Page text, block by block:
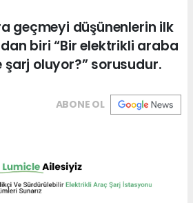
geçmeyi düşünenlerin ilk
biri “Bir elektrikli araba
oluyor?” sorusudur.
ABONE OL